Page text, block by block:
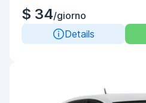
$ 34/giorno
Details